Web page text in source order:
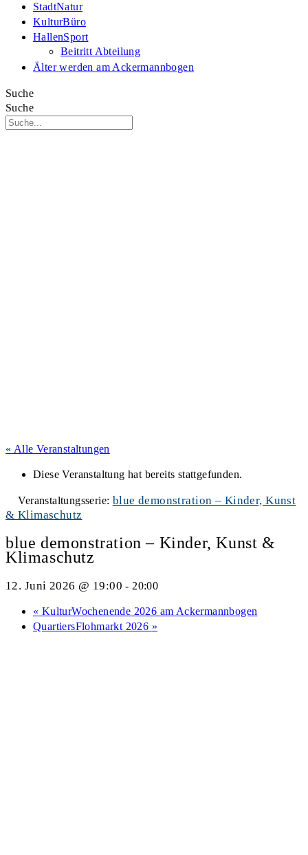
StadtNatur
KulturBüro
HallenSport
Beitritt Abteilung
Älter werden am Ackermannbogen
Suche
Suche
« Alle Veranstaltungen
Diese Veranstaltung hat bereits stattgefunden.
Veranstaltungsserie: blue demonstration – Kinder, Kunst
& Klimaschutz
blue demonstration – Kinder, Kunst &
Klimaschutz
12. Juni 2026 @ 19:00 - 20:00
« KulturWochenende 2026 am Ackermannbogen
QuartiersFlohmarkt 2026 »